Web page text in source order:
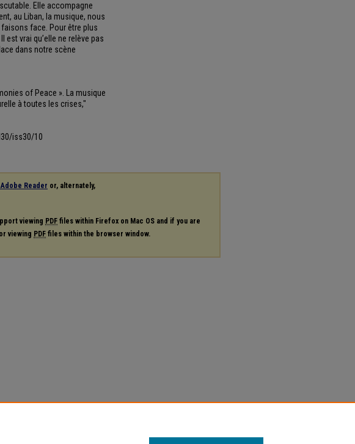
Elle accompagne
au Liban, la musique, nous
face. Pour être plus
est vrai qu’elle ne relève pas
dans notre scène
of Peace ». La musique
à toutes les crises,"
iss30/10
Reader or, alternately,
viewing PDF files within Firefox on Mac OS and if you are
viewing PDF files within the browser window.